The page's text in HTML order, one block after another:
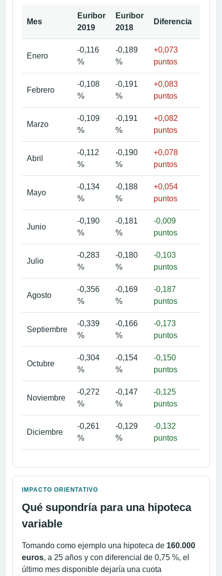
Mes
Euribor
2019
Euribor
2018
Diferencia
Enero
-0,116
%
-0,189
%
+0,073
puntos
Febrero
-0,108
%
-0,191
%
+0,083
puntos
Marzo
-0,109
%
-0,191
%
+0,082
puntos
Abril
-0,112
%
-0,190
%
+0,078
puntos
Mayo
-0,134
%
-0,188
%
+0,054
puntos
Junio
-0,190
%
-0,181
%
-0,009
puntos
Julio
-0,283
%
-0,180
%
-0,103
puntos
Agosto
-0,356
%
-0,169
%
-0,187
puntos
Septiembre
-0,339
%
-0,166
%
-0,173
puntos
Octubre
-0,304
%
-0,154
%
-0,150
puntos
Noviembre
-0,272
%
-0,147
%
-0,125
puntos
Diciembre
-0,261
%
-0,129
%
-0,132
puntos
IMPACTO ORIENTATIVO
Qué supondría para una hipoteca
variable
Tomando como ejemplo una hipoteca de 160.000
euros, a 25 años y con diferencial de 0,75 %, el
último mes disponible dejaría una cuota